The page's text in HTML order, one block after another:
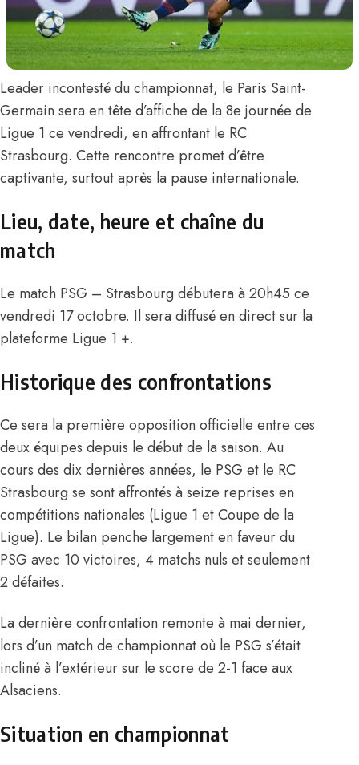
Leader incontesté du championnat, le Paris Saint-
Germain sera en tête d’affiche de la 8e journée de
Ligue 1 ce vendredi, en affrontant le RC
Strasbourg. Cette rencontre promet d’être
captivante, surtout après la pause internationale.
Lieu, date, heure et chaîne du
match
Le match PSG – Strasbourg débutera à 20h45 ce
vendredi 17 octobre. Il sera diffusé en direct sur la
plateforme Ligue 1 +.
Historique des confrontations
Ce sera la première opposition officielle entre ces
deux équipes depuis le début de la saison. Au
cours des dix dernières années, le PSG et le RC
Strasbourg se sont affrontés à seize reprises en
compétitions nationales (Ligue 1 et Coupe de la
Ligue). Le bilan penche largement en faveur du
PSG avec 10 victoires, 4 matchs nuls et seulement
2 défaites.
La dernière confrontation remonte à mai dernier,
lors d’un match de championnat où le PSG s’était
incliné à l’extérieur sur le score de 2-1 face aux
Alsaciens.
Situation en championnat